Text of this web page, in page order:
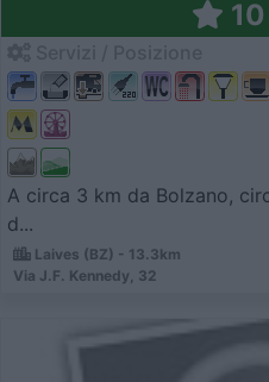
10
A circa 3 km da Bolzano,
d...
Laives (BZ) - 13.3km
Via J.F. Kennedy, 32